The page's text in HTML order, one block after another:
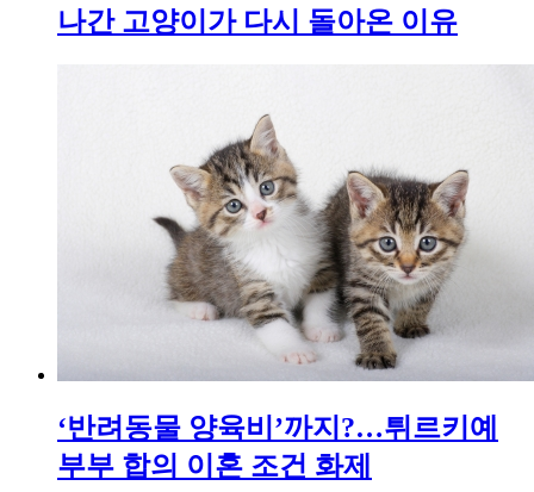
나간 고양이가 다시 돌아온 이유
‘반려동물 양육비’까지?…튀르키예
부부 합의 이혼 조건 화제